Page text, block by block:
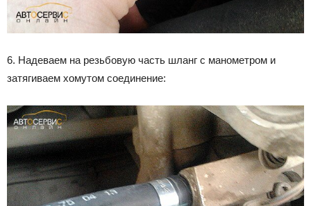
6. Надеваем на резьбовую часть шланг с манометром и
затягиваем хомутом соединение: